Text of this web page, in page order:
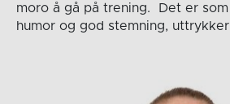
moro å gå på trening. Det er
humor og god stemning,